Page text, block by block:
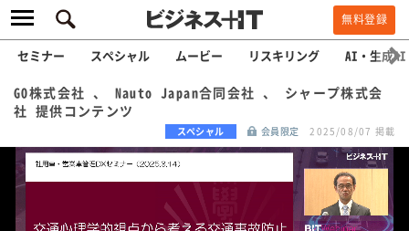
無料登録
セミナー スペシャル ムービー リスキリング AI・生成AI
GO株式会社 、 Nauto Japan合同会社 、 シャープ株式会
社 提供コンテンツ
スペシャル 会員限定 2025/08/07 掲載